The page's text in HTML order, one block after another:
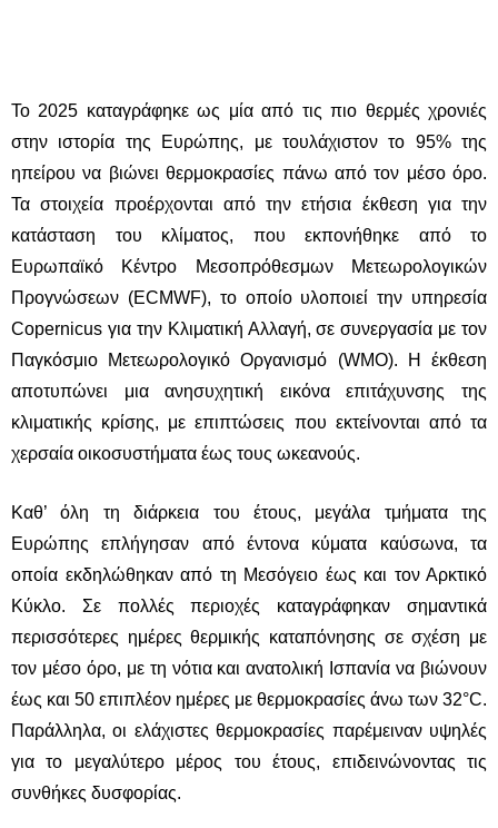
Το 2025 καταγράφηκε ως μία από τις πιο θερμές χρονιές
στην ιστορία της Ευρώπης, με τουλάχιστον το 95% της
ηπείρου να βιώνει θερμοκρασίες πάνω από τον μέσο όρο.
Τα στοιχεία προέρχονται από την ετήσια έκθεση για την
κατάσταση του κλίματος, που εκπονήθηκε από το
Ευρωπαϊκό Κέντρο Μεσοπρόθεσμων Μετεωρολογικών
Προγνώσεων (ECMWF), το οποίο υλοποιεί την υπηρεσία
Copernicus για την Κλιματική Αλλαγή, σε συνεργασία με τον
Παγκόσμιο Μετεωρολογικό Οργανισμό (WMO). Η έκθεση
αποτυπώνει μια ανησυχητική εικόνα επιτάχυνσης της
κλιματικής κρίσης, με επιπτώσεις που εκτείνονται από τα
χερσαία οικοσυστήματα έως τους ωκεανούς.
Καθ’ όλη τη διάρκεια του έτους, μεγάλα τμήματα της
Ευρώπης επλήγησαν από έντονα κύματα καύσωνα, τα
οποία εκδηλώθηκαν από τη Μεσόγειο έως και τον Αρκτικό
Κύκλο. Σε πολλές περιοχές καταγράφηκαν σημαντικά
περισσότερες ημέρες θερμικής καταπόνησης σε σχέση με
τον μέσο όρο, με τη νότια και ανατολική Ισπανία να βιώνουν
έως και 50 επιπλέον ημέρες με θερμοκρασίες άνω των 32°C.
Παράλληλα, οι ελάχιστες θερμοκρασίες παρέμειναν υψηλές
για το μεγαλύτερο μέρος του έτους, επιδεινώνοντας τις
συνθήκες δυσφορίας.